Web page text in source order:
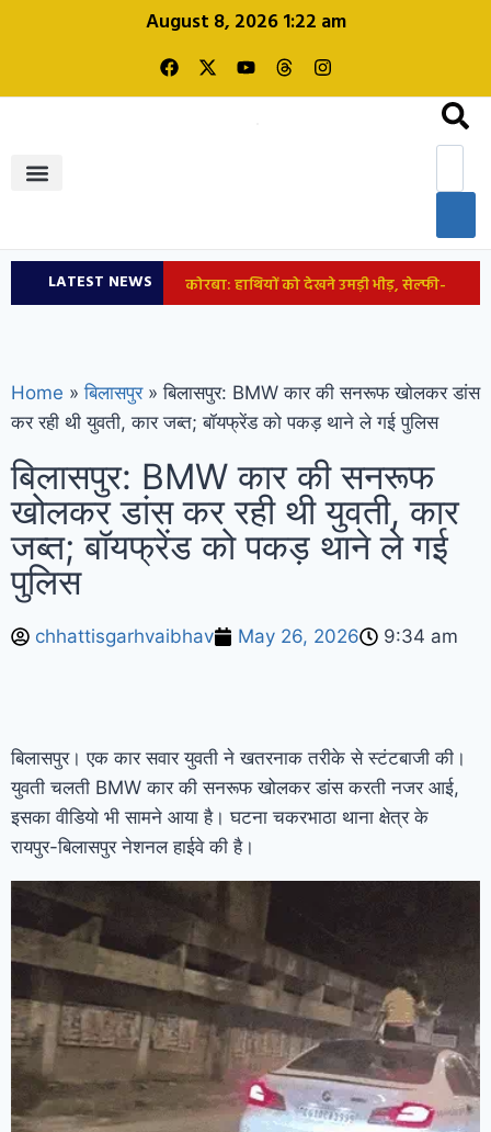
August 8, 2026 1:22 am
LATEST NEWS
कोरबा: हाथियों को देखने उमड़ी भीड़, सेल्फी-
अलर्ट
छत्तीसगढ़: 5 IAS अफसरों की नई
पदस्थापना, राज्य सरकार ने जारी किया आदेश
राहुल ने कार की टंकी खोली, E20-पेट्रोल पर उठाए
सवाल, कहा- ‘ये कार-स्कूटर खराब कर रहा; दाल में
काला नहीं, पूरी दाल ही काली’
जांजगीर:
मौजूद रहने के निर्देश; FCRA बिल पर घमासान के
महीनों पहले हुई NEET पेपर लीक
साजिश, पेपर तैयार करते समय सवाल याद कर लेते थे
NTA एक्सपर्ट्स; 94 पेज की चार्जशीट में सीबीआई का
दावा
Home » बिलासपुर » बिलासपुर: BMW कार की सनरूफ खोलकर डांस
कर रही थी युवती, कार जब्त; बॉयफ्रेंड को पकड़ थाने ले गई पुलिस
बिलासपुर: BMW कार की सनरूफ
खोलकर डांस कर रही थी युवती, कार
जब्त; बॉयफ्रेंड को पकड़ थाने ले गई
पुलिस
chhattisgarhvaibhav May 26, 2026 9:34 am
बिलासपुर। एक कार सवार युवती ने खतरनाक तरीके से स्टंटबाजी की।
युवती चलती BMW कार की सनरूफ खोलकर डांस करती नजर आई,
इसका वीडियो भी सामने आया है। घटना चकरभाठा थाना क्षेत्र के
रायपुर-बिलासपुर नेशनल हाईवे की है।